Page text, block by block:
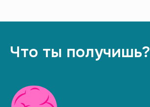
Что ты получишь?